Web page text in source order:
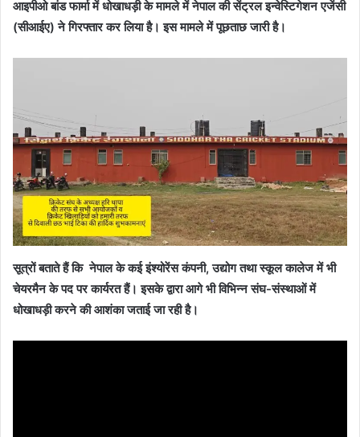
आइपीओ बांड फार्मा में धोखाधड़ी के मामले में नेपाल की सेंट्रल इन्वेस्टिगेशन एजेंसी
(सीआईए) ने गिरफ्तार कर लिया है। इस मामले में पूछताछ जारी है।
सूत्रों बताते हैं कि नेपाल के कई इंश्योरेंस कंपनी, उद्योग तथा स्कूल कालेज में भी
चेयरमैन के पद पर कार्यरत हैं। इसके द्वारा आगे भी विभिन्न संघ-संस्थाओं में
धोखाधड़ी करने की आशंका जताई जा रही है।